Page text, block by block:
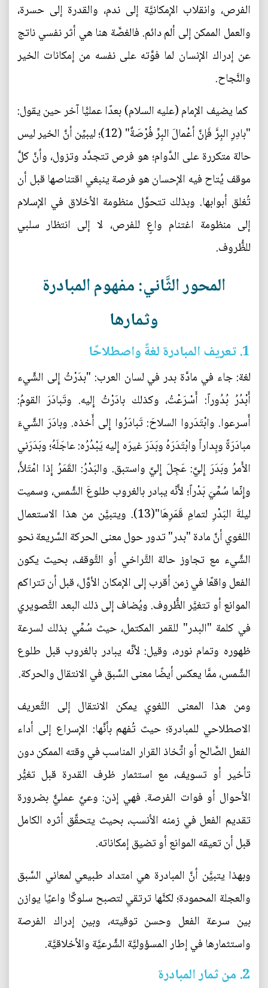
الفرص، وانقلاب الإمكانيَّة إلى ندم، والقدرة إلى حسرة،
والعمل الممكن إلى ألم دائم. فالغصَّة هنا هي أثر نفسي ناتج
عن إدراك الإنسان لما فوَّته على نفسه من إمكانات الخير
والنَّجاح.
كما يضيف الإمام (عليه السلام) بعدًا عمليًّا آخر حين يقول:
"بادِرِ البِرَّ فَإنَّ أعْمالَ البِرِّ فُرْصَةٌ" (12)؛ ليبيِّن أنَّ الخير ليس
حالة متكررة على الدَّوام؛ هو فرص تتجدَّد وتزول، وأنَّ كلَّ
موقف يُتاح فيه الإحسان هو فرصة ينبغي اقتناصها قبل أن
تُغلق أبوابها. وبذلك تتحوَّل منظومة الأخلاق في الإسلام
إلى منظومة اغتنام واعٍ للفرص، لا إلى انتظار سلبي
للظُّروف.
المحور الثَّاني: مفهوم المبادرة
وثمارها
1. تعريف المبادرة لغةً واصطلاحًا
لغة: جاء في مادَّة بدر في لسان العرب: "بدَرْتُ إِلى الشَّيء
أَبْدُرُ بُدُوراً: أَسْرَعْتُ، وكذلك بادَرْتُ إِليه. وتَبادَرَ القومُ:
أَسرعوا. وابْتَدَروا السلاحَ: تَبادَرُوا إِلى أَخذه. وبادَرَ الشَّيءَ
مبادَرَةً وبِداراً وابْتَدَرَهُ وبَدَرَ غيرَه إِليه يَبْدُرُه: عاجَلَهُ؛ وبَدَرَني
الأَمرُ وبَدَرَ إِليَّ: عَجِلَ إِليَّ واستبق. والبَدْرُ: القَمَرُ إِذا امْتَلأَ،
وإِنّما سُمِّيَ بَدْراً؛ لأَنّه يبادر بالغروب طلوعَ الشَّمس، وسميت
ليلةَ البَدْرِ لتمامِ قَمَرِهَا"(13). ويتبيَّن من هذا الاستعمال
اللغوي أنَّ مادة "بدر" تدور حول معنى الحركة السَّريعة نحو
الشَّيء مع تجاوز حالة التَّراخي أو التَّوقف، بحيث يكون
الفعل واقعًا في زمن أقرب إلى الإمكان الأوَّل، قبل أن تتراكم
الموانع أو تتغيَّر الظُّروف. ويُضاف إلى ذلك البعد التَّصويري
في كلمة "البدر" للقمر المكتمل، حيث سُمِّي بذلك لسرعة
ظهوره وتمام نوره، وقيل: لأنَّه يبادر بالغروب قبل طلوع
الشَّمس، ممَّا يعكس أيضًا معنى السَّبق في الانتقال والحركة.
ومن هذا المعنى اللغوي يمكن الانتقال إلى التَّعريف
الاصطلاحي للمبادرة؛ حيث تُفهم بأنَّها: الإسراع إلى أداء
الفعل الصَّالح أو اتِّخاذ القرار المناسب في وقته الممكن دون
تأخير أو تسويف، مع استثمار ظرف القدرة قبل تغيُّر
الأحوال أو فوات الفرصة. فهي إذن: وعيٌ عمليٌّ بضرورة
تقديم الفعل في زمنه الأنسب، بحيث يتحقَّق أثره الكامل
قبل أن تعيقه الموانع أو تضيق إمكاناته.
وبهذا يتبيَّن أنَّ المبادرة هي امتداد طبيعي لمعاني السَّبق
والعجلة المحمودة؛ لكنَّها ترتقي لتصبح سلوكًا واعيًا يوازن
بين سرعة الفعل وحسن توقيته، وبين إدراك الفرصة
واستثمارها في إطار المسؤوليَّة الشَّرعيَّة والأخلاقيَّة.
2. من ثمار المبادرة